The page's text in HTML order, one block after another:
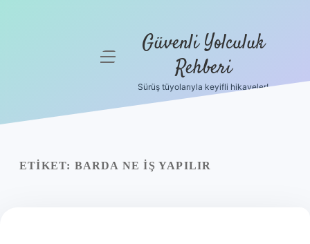
menüyü Güvenli Yolculuk
Rehberi
Sürüş tüyolarıyla keyifli hikayeler!
ETIKET: BARDA NE IŞ YAPILIR